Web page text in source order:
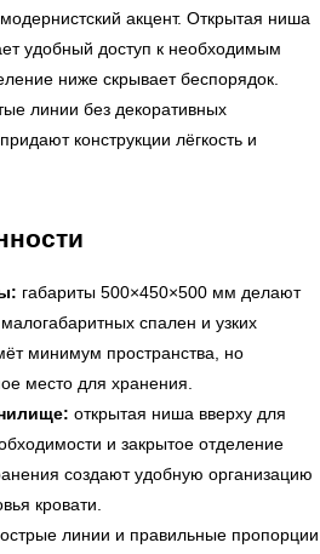
акцент. Открытая ниша
удобный доступ к необходимым
ниже скрывает беспорядок.
линии без декоративных
конструкции лёгкость и
габариты 500×450×500 мм делают
спален и узких
минимум пространства, но
место для хранения.
открытая ниша вверху для
и закрытое отделение
создают удобную организацию
кровати.
острые линии и правильные пропорции